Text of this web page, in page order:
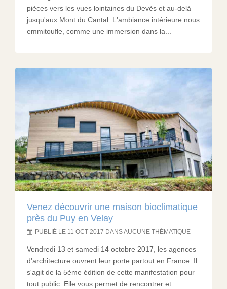
pièces vers les vues lointaines du Devès et au-delà
jusqu'aux Mont du Cantal. L'ambiance intérieure nous
emmitoufle, comme une immersion dans la...
Venez découvrir une maison bioclimatique
près du Puy en Velay
PUBLIÉ LE 11 OCT 2017 DANS AUCUNE THÉMATIQUE
Vendredi 13 et samedi 14 octobre 2017, les agences
d'architecture ouvrent leur porte partout en France. Il
s'agit de la 5ème édition de cette manifestation pour
tout public. Elle vous permet de rencontrer et